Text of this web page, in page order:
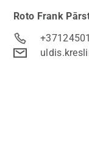
Roto Frank